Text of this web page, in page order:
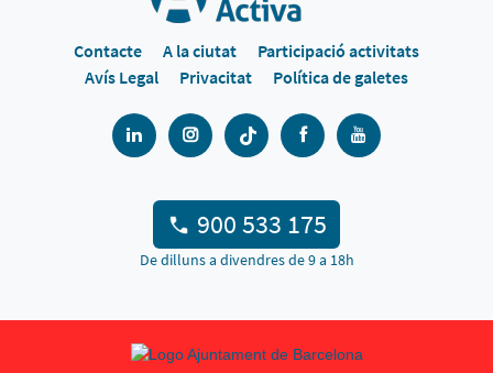
Contacte A la ciutat
Participació activitats
Avís Legal
Privacitat Política de galetes
900 533 175
De dilluns a divendres de 9 a 18h